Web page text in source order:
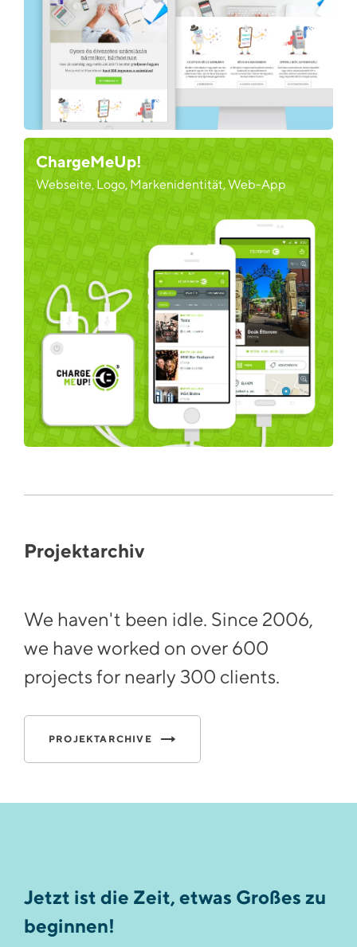
ChargeMeUp!
Webseite, Logo, Markenidentität, Web-App
Projektarchiv
We haven't been idle. Since 2006,
we have worked on over 600
projects for nearly 300 clients.
PROJEKTARCHIVE
Jetzt ist die Zeit, etwas Großes zu
beginnen!